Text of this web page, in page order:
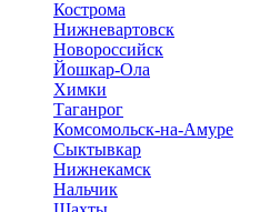
Кострома
Нижневартовск
Новороссийск
Йошкар-Ола
Химки
Таганрог
Комсомольск-на-Амуре
Сыктывкар
Нижнекамск
Нальчик